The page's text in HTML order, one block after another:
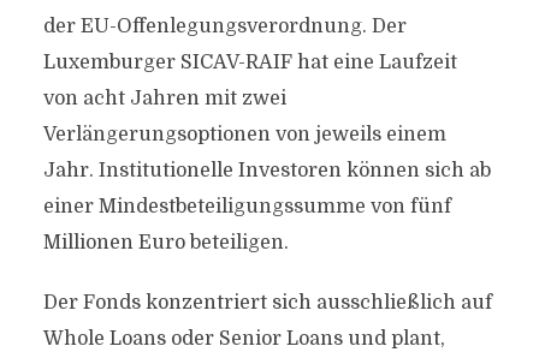
der EU-Offenlegungsverordnung. Der
Luxemburger SICAV-RAIF hat eine Laufzeit
von acht Jahren mit zwei
Verlängerungsoptionen von jeweils einem
Jahr. Institutionelle Investoren können sich ab
einer Mindestbeteiligungssumme von fünf
Millionen Euro beteiligen.
Der Fonds konzentriert sich ausschließlich auf
Whole Loans oder Senior Loans und plant,